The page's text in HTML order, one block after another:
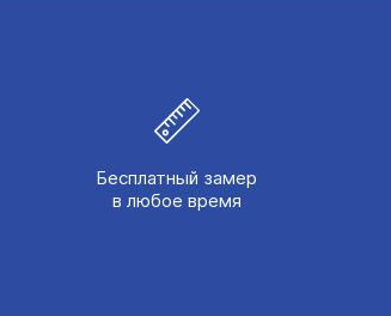
Бесплатный замер
в любое время